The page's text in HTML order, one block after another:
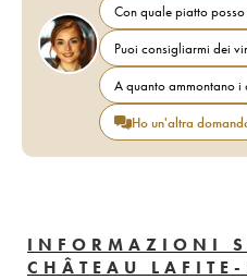
Con quale piatto
Puoi consigliarmi dei
A quanto ammontano i
Ho un'altra
INFORMAZIONI
CHÂTEAU